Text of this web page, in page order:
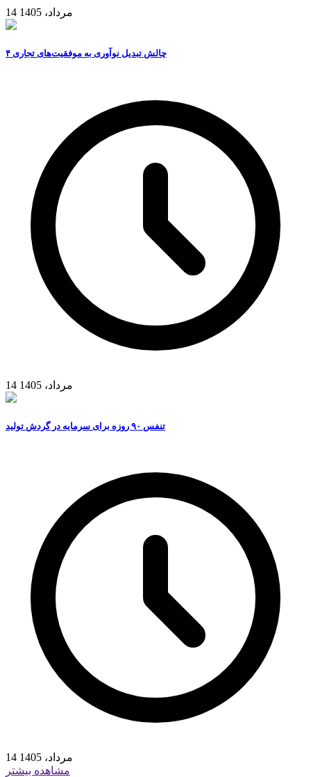
14 مرداد، 1405
۴ چالش تبدیل نوآوری به موفقیت‌های تجاری
14 مرداد، 1405
تنفس ۹۰ روزه برای سرمایه در گردش تولید
14 مرداد، 1405
مشاهده بیشتر